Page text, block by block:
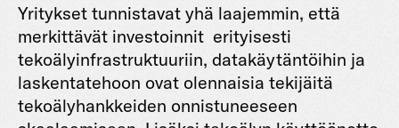
Yritykset tunnistavat yhä laajemmin, että
merkittävät investoinnit erityisesti
tekoälyinfrastruktuuriin, datakäytäntöihin ja
laskentatehoon ovat olennaisia tekijäitä
tekoälyhankkeiden onnistuneeseen